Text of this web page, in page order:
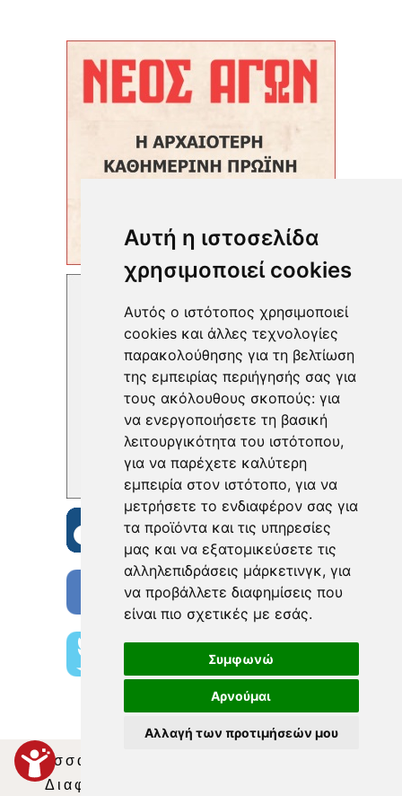
Αυτή η ιστοσελίδα
χρησιμοποιεί cookies
Αυτός ο ιστότοπος χρησιμοποιεί
cookies και άλλες τεχνολογίες
παρακολούθησης για τη βελτίωση
της εμπειρίας περιήγησής σας για
τους ακόλουθους σκοπούς: για
να ενεργοποιήσετε τη βασική
λειτουργικότητα του ιστότοπου,
για να παρέχετε καλύτερη
εμπειρία στον ιστότοπο, για να
μετρήσετε το ενδιαφέρον σας για
τα προϊόντα και τις υπηρεσίες
μας και να εξατομικεύσετε τις
αλληλεπιδράσεις μάρκετινγκ, για
να προβάλλετε διαφημίσεις που
είναι πιο σχετικές με εσάς.
Συμφωνώ
Αρνούμαι
Αλλαγή των προτιμήσεών μου
Θεσσαλία Τηλεόραση
Διαφήμιση